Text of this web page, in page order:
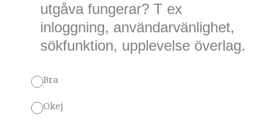
utgåva fungerar? T ex
inloggning, användarvänlighet,
sökfunktion, upplevelse överlag.
Bra
Okej